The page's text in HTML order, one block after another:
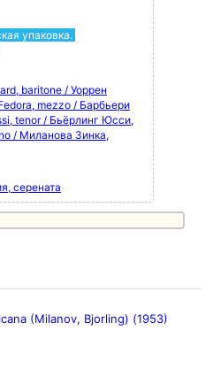
упаковка.
baritone / Уоррен
mezzo / Барбьери
tenor / Бьёрлинг Юсси,
/ Миланова Зинка,
серената
(Milanov, Bjorling) (1953)